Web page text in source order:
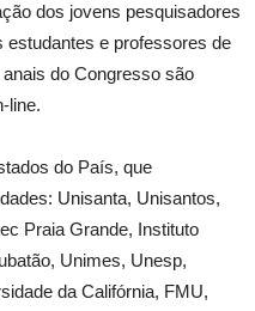
dos jovens pesquisadores
e professores de
do Congresso são
line.
do País, que
Unisanta, Unisantos,
Praia Grande, Instituto
Unimes, Unesp,
da Califórnia, FMU,